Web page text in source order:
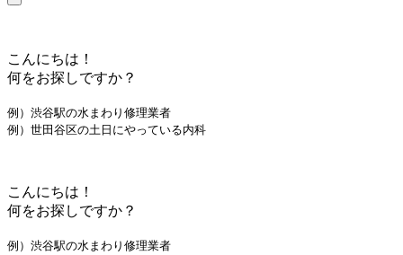
こんにちは！
何をお探しですか？
例）渋谷駅の水まわり修理業者
例）世田谷区の土日にやっている内科
こんにちは！
何をお探しですか？
例）渋谷駅の水まわり修理業者